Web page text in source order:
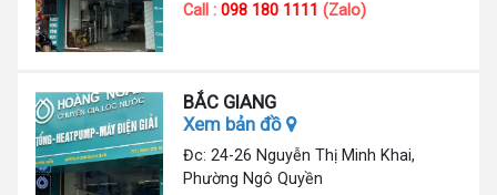
Call :098 180 1111 (Zalo)
BẮC GIANG
Xem bản đồ
Đc: 24-26 Nguyễn Thị Minh Khai,
Phường Ngô Quyền